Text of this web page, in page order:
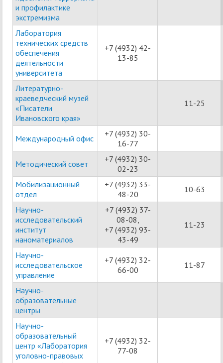
и профилактике
экстремизма
Лаборатория
технических средств
обеспечения
деятельности
университета
+7 (4932) 42-
13-85
Литературно-
краеведческий музей
«Писатели
Ивановского края»
11-25
Международный офис
+7 (4932) 30-
16-77
Методический совет
+7 (4932) 30-
02-23
Мобилизационный
отдел
+7 (4932) 33-
48-20
10-63
Научно-
исследовательский
институт
наноматериалов
+7 (4932) 37-
08-08,
+7 (4932) 93-
43-49
11-23
Научно-
исследовательское
управление
+7 (4932) 32-
66-00
11-87
Научно-
образовательные
центры
Научно-
образовательный
центр «Лаборатория
уголовно-правовых
+7 (4932) 32-
77-08